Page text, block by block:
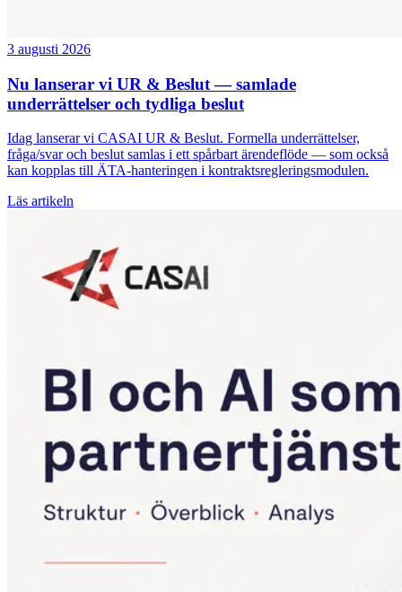
3 augusti 2026
Nu lanserar vi UR & Beslut — samlade
underrättelser och tydliga beslut
Idag lanserar vi CASAI UR & Beslut. Formella underrättelser,
fråga/svar och beslut samlas i ett spårbart ärendeflöde — som också
kan kopplas till ÄTA-hanteringen i kontraktsregleringsmodulen.
Läs artikeln